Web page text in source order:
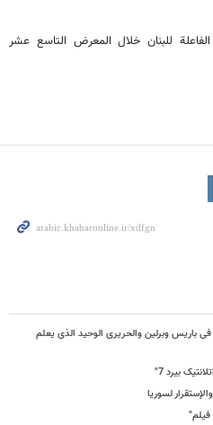
للبنان خلال المعرض التاسع عشر
باریس وبرلین والحریری الوحید الذی یعلم
بیرد 7"
لسوریا
فیلم"